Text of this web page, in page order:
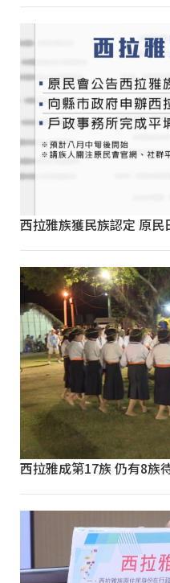
西拉雅族獲民族認定 原民
西拉雅成第17族 仍有8族